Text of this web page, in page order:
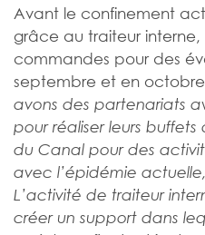
Avant le confinement
grâce au traiteur
commandes pour des
septembre et en
avons des partenariats
pour réaliser leurs
du Canal pour des
avec l’épidémie
L’activité de traiteur
créer un support dans